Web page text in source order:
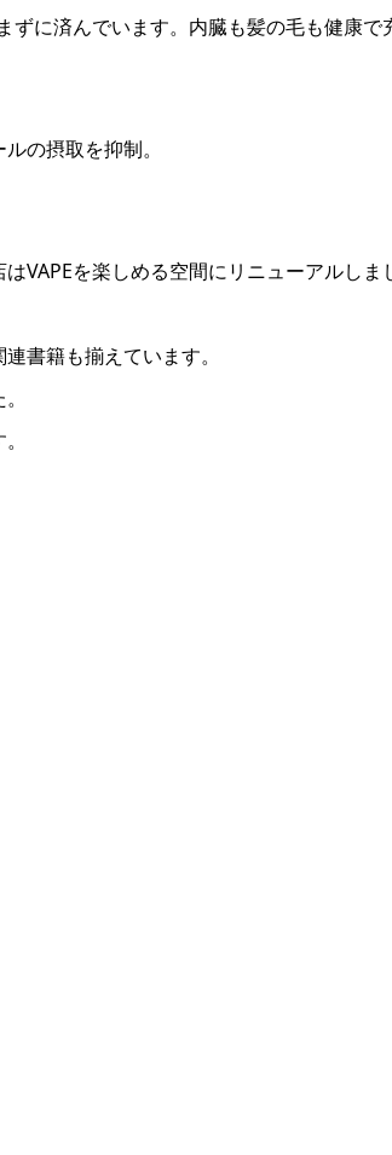
ずに済んでいます。内臓も髪の毛も健康で
の摂取を抑制。
VAPEを楽しめる空間にリニューアルしま
書籍も揃えています。